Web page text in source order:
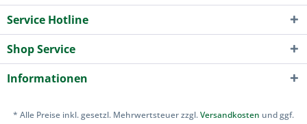
Service Hotline
Shop Service
Informationen
* Alle Preise inkl. gesetzl. Mehrwertsteuer zzgl.Versandkosten und ggf.